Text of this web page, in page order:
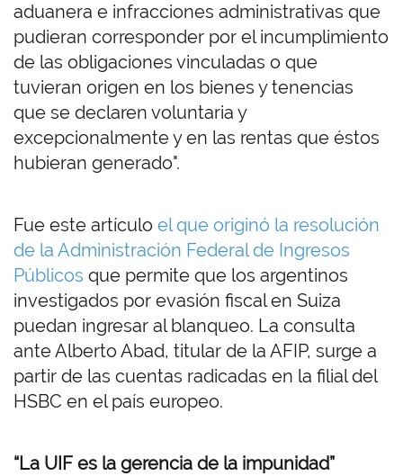
aduanera e infracciones administrativas que
pudieran corresponder por el incumplimiento
de las obligaciones vinculadas o que
tuvieran origen en los bienes y tenencias
que se declaren voluntaria y
excepcionalmente y en las rentas que éstos
hubieran generado".
Fue este artículo el que originó la resolución
de la Administración Federal de Ingresos
Públicos que permite que los argentinos
investigados por evasión fiscal en Suiza
puedan ingresar al blanqueo. La consulta
ante Alberto Abad, titular de la AFIP, surge a
partir de las cuentas radicadas en la filial del
HSBC en el país europeo.
“La UIF es la gerencia de la impunidad”